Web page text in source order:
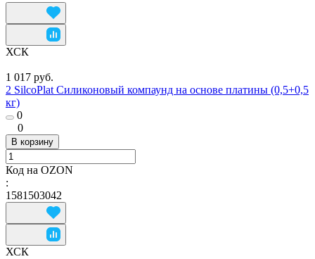
ХСК
1 017 руб.
2 SilcoPlat Силиконовый компаунд на основе платины (0,5+0,5
кг)
0
0
В корзину
Код на OZON
:
1581503042
ХСК